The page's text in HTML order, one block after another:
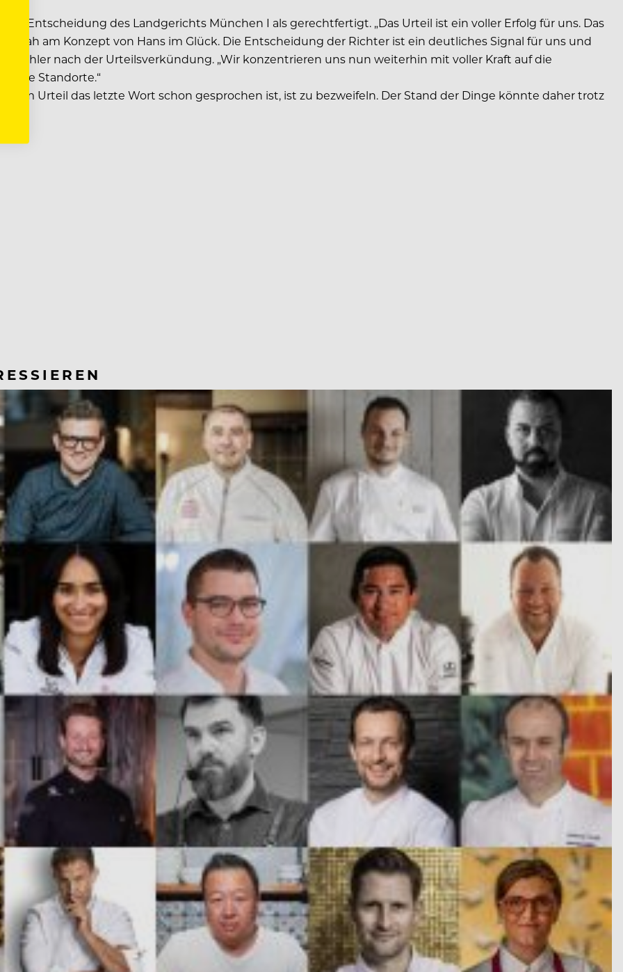
die Entscheidung des Landgerichts München I als gerechtfertigt. „Das Urteil ist ein voller Erfolg für uns. Das
nah am Konzept von Hans im Glück. Die Entscheidung der Richter ist ein deutliches Signal für uns und
Bühler nach der Urteilsverkündung. „Wir konzentrieren uns nun weiterhin mit voller Kraft auf die
neue Standorte.“
Urteil das letzte Wort schon gesprochen ist, ist zu bezweifeln. Der Stand der Dinge könnte daher trotz